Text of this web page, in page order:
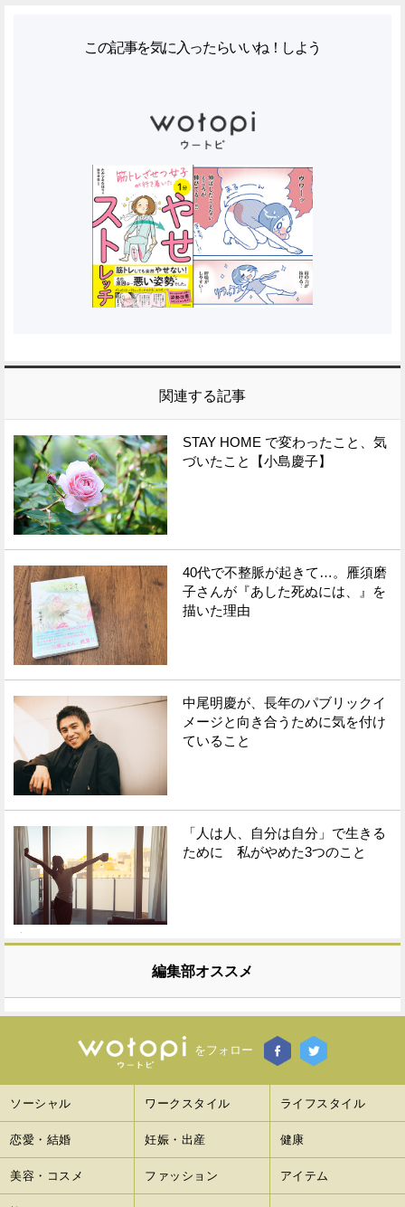
この記事を気に入ったらいいね！しよう
関連する記事
STAY HOME で変わったこと、気
づいたこと【小島慶子】
40代で不整脈が起きて…。雁須磨
子さんが『あした死ぬには、』を
描いた理由
中尾明慶が、長年のパブリックイ
メージと向き合うために気を付け
ていること
「人は人、自分は自分」で生きる
ために 私がやめた3つのこと
編集部オススメ
をフォロー
ソーシャル ワークスタイル ライフスタイル
恋愛・結婚 妊娠・出産 健康
美容・コスメ ファッション アイテム